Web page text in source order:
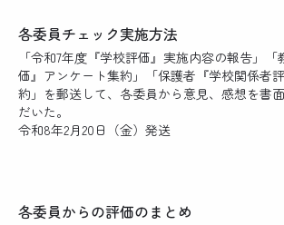
各委員チェック実施方法
「令和7年度『学校評価』実施内容の報告」
価』アンケート集約」「保護者『学校関係者
約」を郵送して、各委員から意見、感想を書
だいた。
令和8年2月20日（金）発送
各委員からの評価のまとめ